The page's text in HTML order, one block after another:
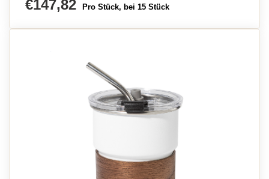
€147,82 Pro Stück, bei 15 Stück